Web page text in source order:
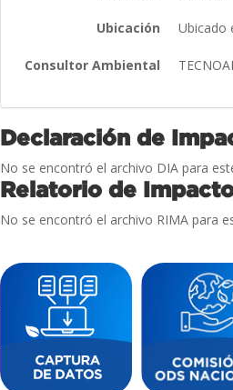
Ubicación Ubicado
Consultor Ambiental
Declaración de
No se encontró el archivo DIA para
Relatorio de
No se encontró el archivo RIMA para